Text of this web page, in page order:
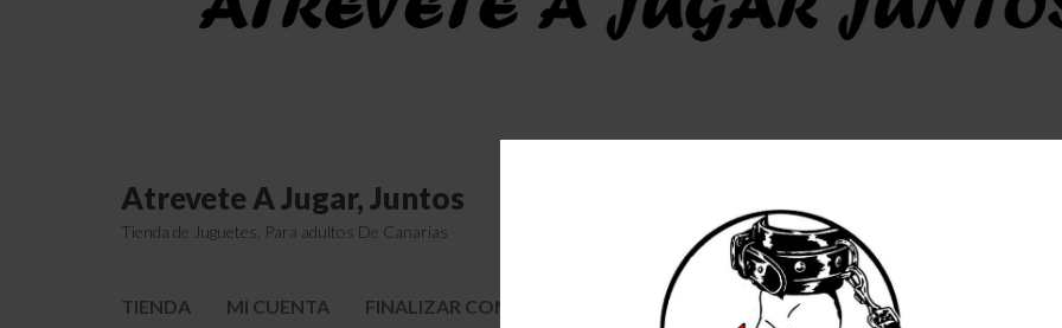
Atrevete A Jugar, Juntos
Tienda de Juguetes. Para adultos De Canarias
TIENDA MI CUENTA FINALIZAR COMPRA QUIENES SOMOS COLABORADORES